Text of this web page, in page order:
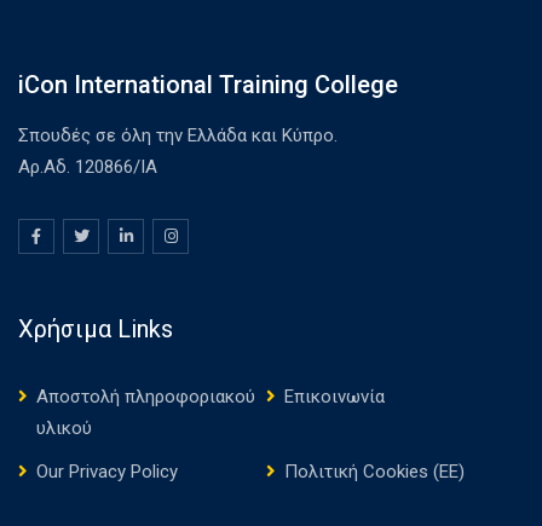
iCon International Training College
Σπουδές σε όλη την Ελλάδα και Κύπρο.
Αρ.Αδ. 120866/ΙΑ
Χρήσιμα Links
Αποστολή πληροφοριακού
υλικού
Επικοινωνία
Our Privacy Policy Πολιτική Cookies (ΕΕ)